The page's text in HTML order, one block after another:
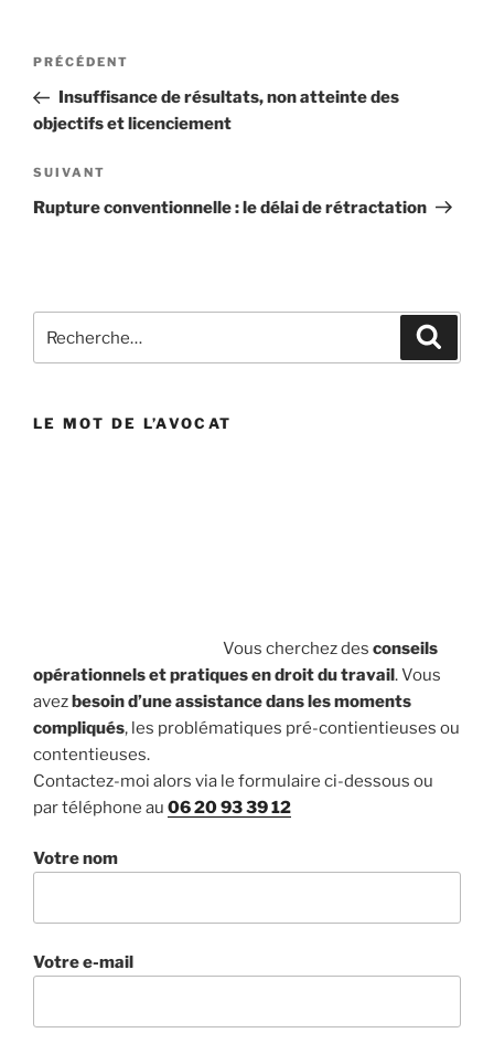
Navigation
l’article
Article
précédent
PRÉCÉDENT
Insuffisance de résultats, non atteinte des
objectifs et licenciement
Article
suivant
SUIVANT
Rupture conventionnelle : le délai de rétractation
pour
LE MOT DE L’AVOCAT
Vous cherchez des conseils
opérationnels et pratiques en droit du travail. Vous
avezbesoin d’une assistance dans les moments
compliqués, les problématiques pré-contientieuses ou
contentieuses.
Contactez-moi alors via le formulaire ci-dessous ou
par téléphone au 06 20 93 39 12
Votre nom
Votre e-mail